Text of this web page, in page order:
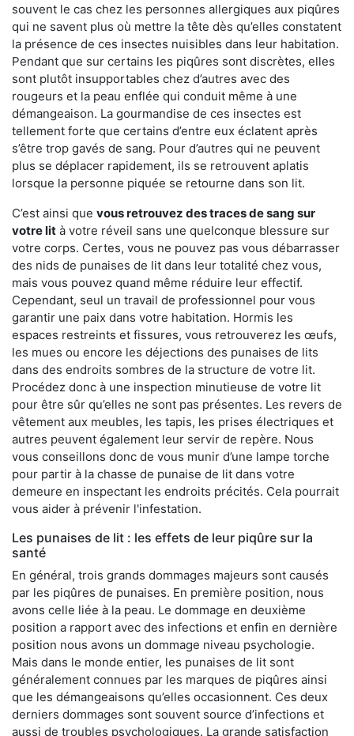
souvent le cas chez les personnes allergiques aux piqûres
qui ne savent plus où mettre la tête dès qu’elles constatent
la présence de ces insectes nuisibles dans leur habitation.
Pendant que sur certains les piqûres sont discrètes, elles
sont plutôt insupportables chez d’autres avec des
rougeurs et la peau enflée qui conduit même à une
démangeaison. La gourmandise de ces insectes est
tellement forte que certains d’entre eux éclatent après
s’être trop gavés de sang. Pour d’autres qui ne peuvent
plus se déplacer rapidement, ils se retrouvent aplatis
lorsque la personne piquée se retourne dans son lit.
C’est ainsi que vous retrouvez des traces de sang sur
votre lit à votre réveil sans une quelconque blessure sur
votre corps. Certes, vous ne pouvez pas vous débarrasser
des nids de punaises de lit dans leur totalité chez vous,
mais vous pouvez quand même réduire leur effectif.
Cependant, seul un travail de professionnel pour vous
garantir une paix dans votre habitation. Hormis les
espaces restreints et fissures, vous retrouverez les œufs,
les mues ou encore les déjections des punaises de lits
dans des endroits sombres de la structure de votre lit.
Procédez donc à une inspection minutieuse de votre lit
pour être sûr qu’elles ne sont pas présentes. Les revers de
vêtement aux meubles, les tapis, les prises électriques et
autres peuvent également leur servir de repère. Nous
vous conseillons donc de vous munir d’une lampe torche
pour partir à la chasse de punaise de lit dans votre
demeure en inspectant les endroits précités. Cela pourrait
vous aider à prévenir l'infestation.
Les punaises de lit : les effets de leur piqûre sur la
santé
En général, trois grands dommages majeurs sont causés
par les piqûres de punaises. En première position, nous
avons celle liée à la peau. Le dommage en deuxième
position a rapport avec des infections et enfin en dernière
position nous avons un dommage niveau psychologie.
Mais dans le monde entier, les punaises de lit sont
généralement connues par les marques de piqûres ainsi
que les démangeaisons qu’elles occasionnent. Ces deux
derniers dommages sont souvent source d’infections et
aussi de troubles psychologiques. La grande satisfaction